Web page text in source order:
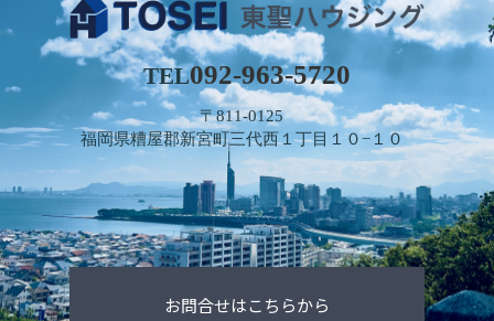
TEL092-963-5720
〒811-0125
福岡県糟屋郡新宮町三代西１丁目１０−１０
お問合せはこちらから